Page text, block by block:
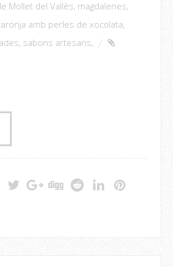
Mollet del Vallès, magdalenes,
amb perles de xocolata,
, sabons artesans,